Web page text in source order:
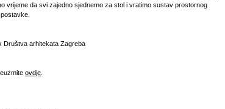
vrijeme da svi zajedno sjednemo za stol i vratimo sustav prostornog
Društva arhitekata Zagreba
ovdje